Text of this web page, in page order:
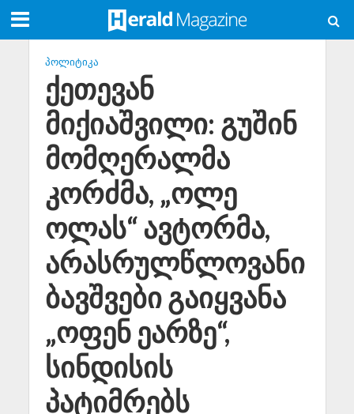
ᲞᲝᲚᲘᲢᲘᲙᲐ
ქეთევან
მიქიაშვილი: გუშინ
მომღერალმა
კორძმა, „ოლე
ოლას“ ავტორმა,
არასრულწლოვანი
ბავშვები გაიყვანა
„ოფენ ეარზე“,
სინდისის
პატიმრებს